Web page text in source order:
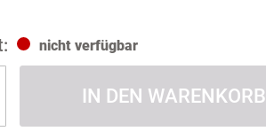
nicht verfügbar
IN DEN WARENKORB